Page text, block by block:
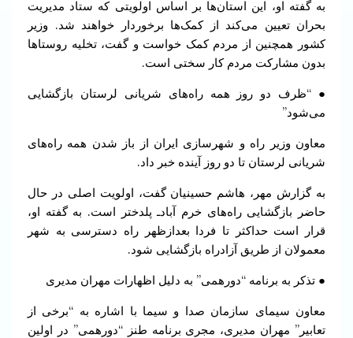
به گفته او، این استان‌ها بر اساس اولویتی که ستاد مدیریت
بحران تعیین می‌کند از کمک‌‌ها برخوردار خواهند شد. وزیر
کشور همچنین از مردم کمک خواست و گفت، تخلیه روستاها
بدون مشارکت مردم کار سختی است.
● “ظرف دو روز همه راه‌های شریانی لرستان بازگشایی
می‌شود”
معاون وزیر راه و شهرسازی ایران از باز شدن همه راه‌های
شریانی لرستان تا دو روز آینده خبر داد.
به گزارش مهر، هاشم حسینیان گفت، اولویت اصلی در حال
حاضر بازگشایی راه‌های خرم‌ آبادـ پلدختر است. به گفته او،
قرار است حداکثر تا فردا بعدازظهر راه‌ دسترسی به شهر
معمولان از طریق آزادراه بازگشایی شود.
● تذکر به برنامه “دورهمی” به دلیل اظهارات مهران مدیری
معاون سیمای سازمان صدا و سیما با اشاره به “برخی از
تعابیر” مهران مدیری، مجری برنامه طنز “دورهمی” در اولین